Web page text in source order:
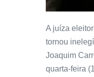
A juíza
tornou
Joaquim
quarta-feira